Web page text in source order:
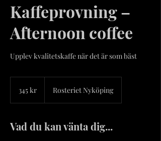
Kaffeprovning –
Afternoon coffee
Upplev kvalitetskaffe när det är som bäst
kronor345 kr Rosteriet Nyköping
Vad du kan vänta dig...